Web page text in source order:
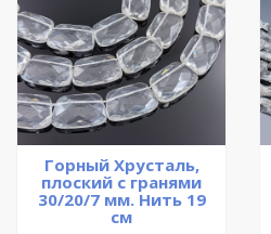
Горный Хрусталь,
плоский с гранями
30/20/7 мм. Нить 19
см